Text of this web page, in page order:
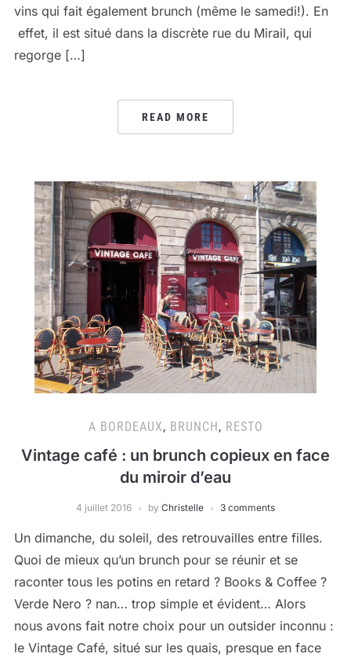
vins qui fait également brunch (même le samedi!). En
effet, il est situé dans la discrète rue du Mirail, qui
regorge […]
READ MORE
A BORDEAUX, BRUNCH , RESTO
Vintage café : un brunch copieux en face
du miroir d’eau
4 juillet 2016 by Christelle 3 comments
Un dimanche, du soleil, des retrouvailles entre filles.
Quoi de mieux qu’un brunch pour se réunir et se
raconter tous les potins en retard ? Books & Coffee ?
Verde Nero ? nan… trop simple et évident… Alors
nous avons fait notre choix pour un outsider inconnu :
le Vintage Café, situé sur les quais, presque en face